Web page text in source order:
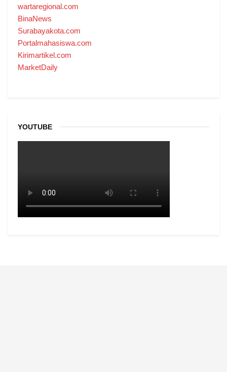
wartaregional.com
BinaNews
Surabayakota.com
Portalmahasiswa.com
Kirimartikel.com
MarketDaily
YOUTUBE